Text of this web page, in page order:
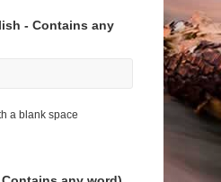
- Contains any
a blank space